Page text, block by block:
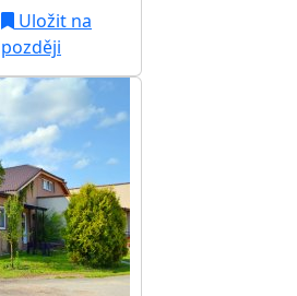
Uložit na
později